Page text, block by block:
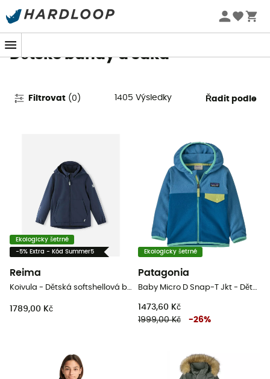
Letní akce 🔥 -5 % EXTRA při nákupu 2 produktů* s kódem
Dětské bundy a saka
Filtrovat (0 ) 1405 Výsledky Řadit podle
Ekologicky šetrné
-5% Extra - Kód Summer5
Reima
Koivula - Dětská softshellová bunda
1789,00 Kč
Ekologicky šetrné
Patagonia
Baby Micro D Snap-T Jkt - Dětská Fleesová mikina
1473,60 Kč
1999,00 Kč
-26%